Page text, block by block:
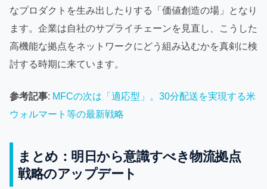
なプロダクトを生み出したりする「価値創造の場」となり
ます。企業は自社のサプライチェーンを見直し、こうした
高機能な拠点をネットワークにどう組み込むかを真剣に検
討する時期に来ています。
参考記事: MFCの次は「適応型」。30分配送を実現する米
ウォルマート等の最新戦略
まとめ：明日から意識すべき物流拠点
戦略のアップデート